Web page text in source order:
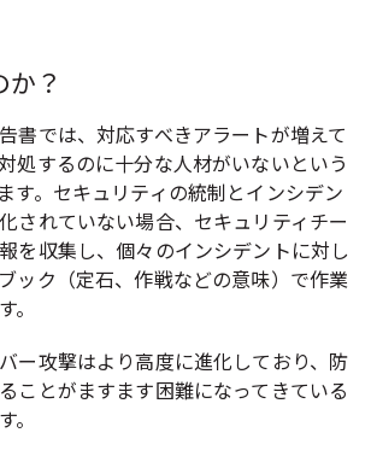
か？
書では、対応すべきアラートが増えて
処するのに十分な人材がいないという
す。セキュリティの統制とインシデン
されていない場合、セキュリティチー
を収集し、個々のインシデントに対し
ック（定石、作戦などの意味）で作業
。
ー攻撃はより高度に進化しており、防
ことがますます困難になってきている
。